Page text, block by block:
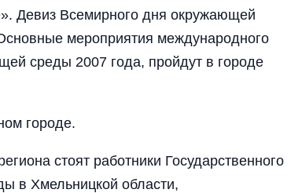
Девиз Всемирного дня окружающей
мероприятия международного
среды 2007 года, пройдут в городе
городе.
стоят работники Государственного
в Хмельницкой области,